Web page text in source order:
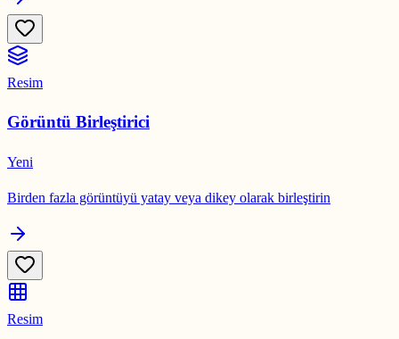
Resim
Görüntü Birleştirici
Yeni
Birden fazla görüntüyü yatay veya dikey olarak birleştirin
Resim